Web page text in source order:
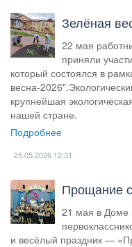
Зелёная
22 мая
приняли
который состоялся в
весна-
крупнейшая
нашей стране.
Подробнее
25.05.2026 12:31
Прощание
21 мая в Доме
и весёлый праздник —